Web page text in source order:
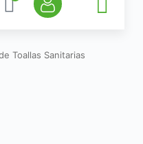
Toallas Sanitarias